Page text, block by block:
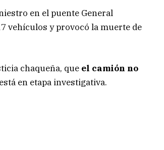
en el puente General
vehículos y provocó la muerte de
chaqueña, que el camión no
en etapa investigativa.